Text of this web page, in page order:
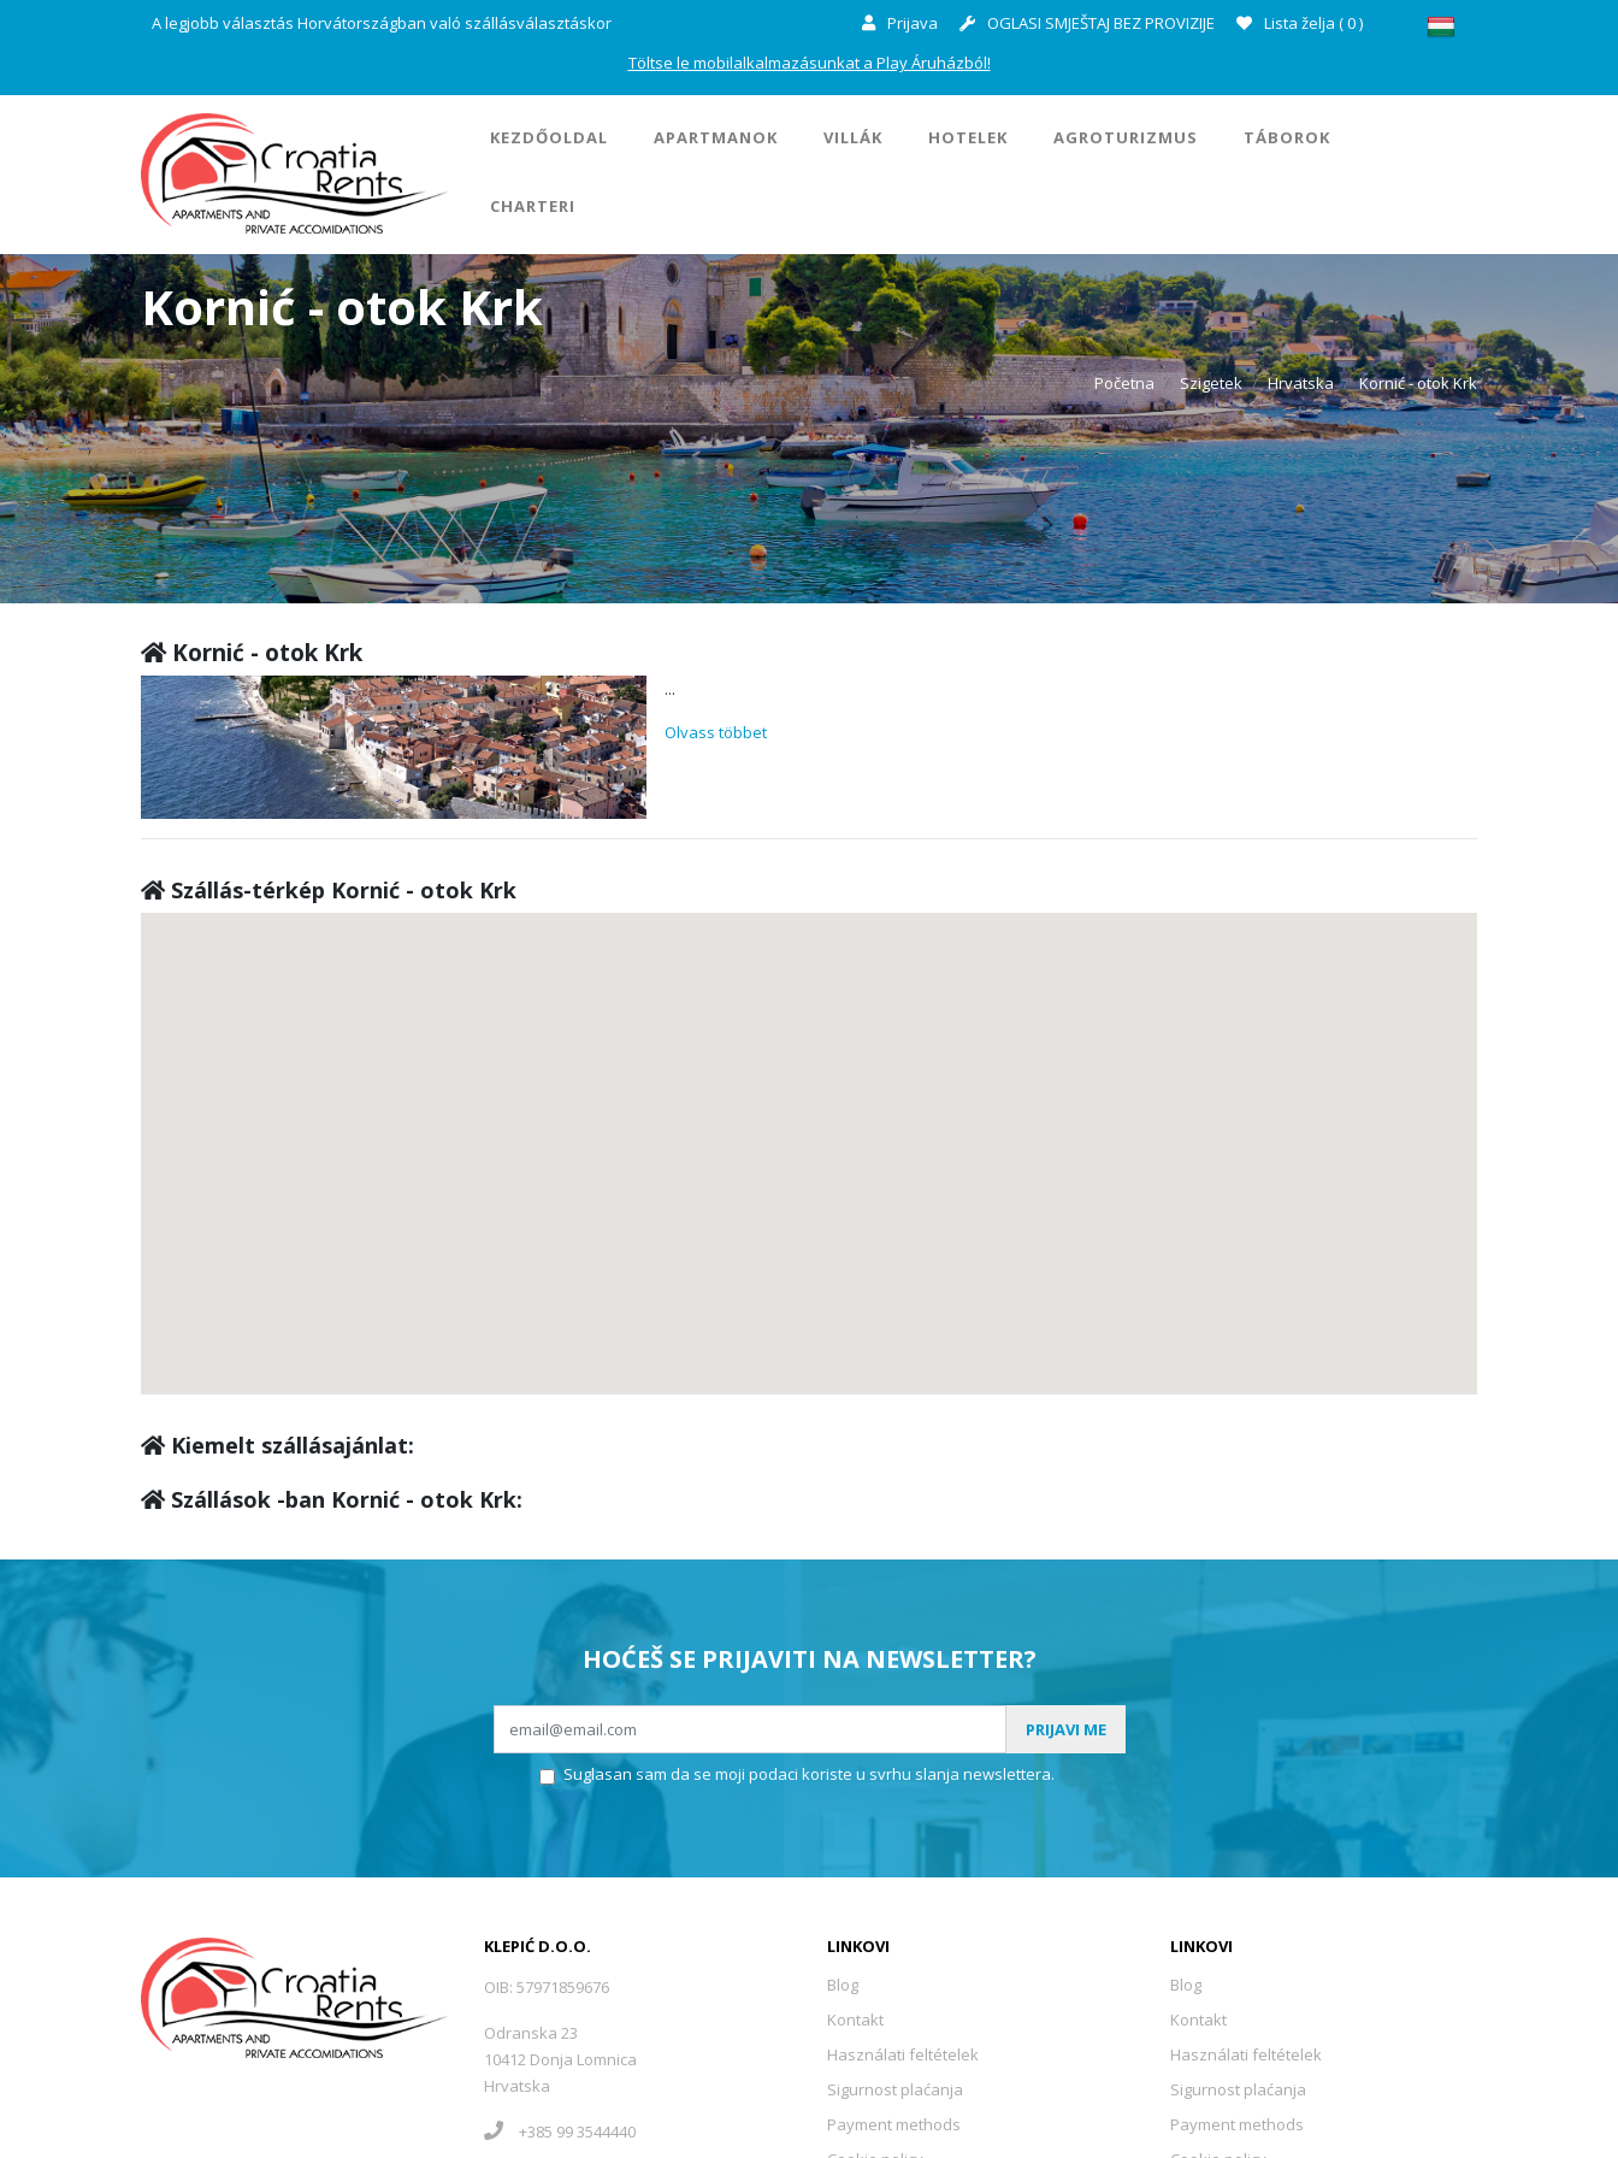
A legjobb választás Horvátországban való szállásválasztáskor Prijava OGLASI SMJEŠTAJ BEZ PROVIZIJE Lista želja (0)
Töltse le mobilalkalmazásunkat a Play Áruházból!
KEZDŐOLDAL APARTMANOK VILLÁK HOTELEK AGROTURIZMUS TÁBOROK
CHARTERI
Kornić - otok Krk
Početna Szigetek Hrvatska Kornić - otok Krk
Kornić - otok Krk
...
Olvass többet
Szállás-térkép Kornić - otok Krk
Kiemelt szállásajánlat:
Szállások -ban Kornić - otok Krk:
HOĆEŠ SE PRIJAVITI NA NEWSLETTER?
PRIJAVI ME
Suglasan sam da se moji podaci koriste u svrhu slanja newslettera.
KLEPIĆ D.O.O.
OIB: 57971859676
Odranska 23
10412 Donja Lomnica
Hrvatska
+385 99 3544440
LINKOVI
Blog
Kontakt
Használati feltételek
Sigurnost plaćanja
Payment methods
LINKOVI
Blog
Kontakt
Használati feltételek
Sigurnost plaćanja
Payment methods